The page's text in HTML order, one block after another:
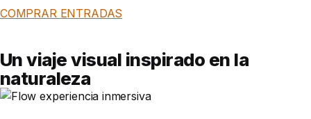
COMPRAR ENTRADAS
Un viaje visual inspirado en la
naturaleza